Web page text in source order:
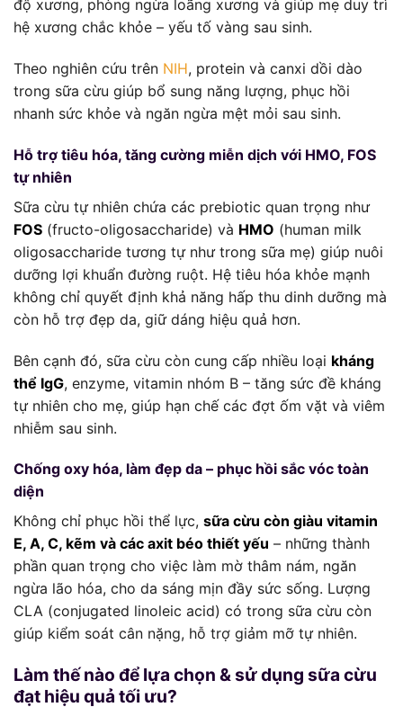
độ xương, phòng ngừa loãng xương và giúp mẹ duy trì
hệ xương chắc khỏe – yếu tố vàng sau sinh.
Theo nghiên cứu trên NIH, protein và canxi dồi dào
trong sữa cừu giúp bổ sung năng lượng, phục hồi
nhanh sức khỏe và ngăn ngừa mệt mỏi sau sinh.
Hỗ trợ tiêu hóa, tăng cường miễn dịch với HMO, FOS
tự nhiên
Sữa cừu tự nhiên chứa các prebiotic quan trọng như
FOS (fructo-oligosaccharide) và HMO (human milk
oligosaccharide tương tự như trong sữa mẹ) giúp nuôi
dưỡng lợi khuẩn đường ruột. Hệ tiêu hóa khỏe mạnh
không chỉ quyết định khả năng hấp thu dinh dưỡng mà
còn hỗ trợ đẹp da, giữ dáng hiệu quả hơn.
Bên cạnh đó, sữa cừu còn cung cấp nhiều loại kháng
thể IgG, enzyme, vitamin nhóm B – tăng sức đề kháng
tự nhiên cho mẹ, giúp hạn chế các đợt ốm vặt và viêm
nhiễm sau sinh.
Chống oxy hóa, làm đẹp da – phục hồi sắc vóc toàn
diện
Không chỉ phục hồi thể lực, sữa cừu còn giàu vitamin
E, A, C, kẽm và các axit béo thiết yếu – những thành
phần quan trọng cho việc làm mờ thâm nám, ngăn
ngừa lão hóa, cho da sáng mịn đầy sức sống. Lượng
CLA (conjugated linoleic acid) có trong sữa cừu còn
giúp kiểm soát cân nặng, hỗ trợ giảm mỡ tự nhiên.
Làm thế nào để lựa chọn & sử dụng sữa cừu
đạt hiệu quả tối ưu?